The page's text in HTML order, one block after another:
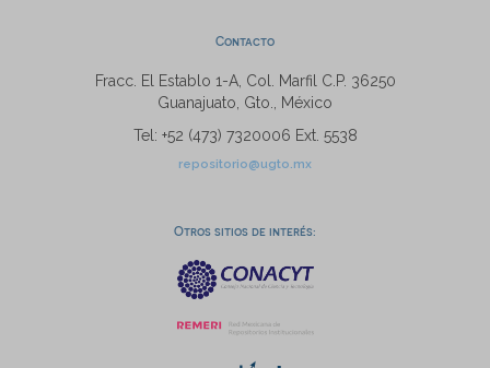
Contacto
Fracc. El Establo 1-A, Col. Marfil C.P. 36250
Guanajuato, Gto., México
Tel: +52 (473) 7320006 Ext. 5538
repositorio@ugto.mx
Otros sitios de interés: